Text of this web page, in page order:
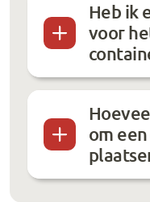
Heb ik
voor
om